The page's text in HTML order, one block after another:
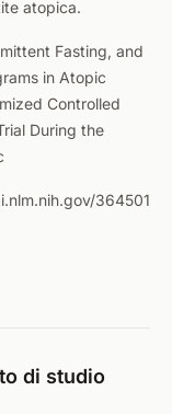
atopica.
Fasting, and
in Atopic
Controlled
During the
364501
di studio